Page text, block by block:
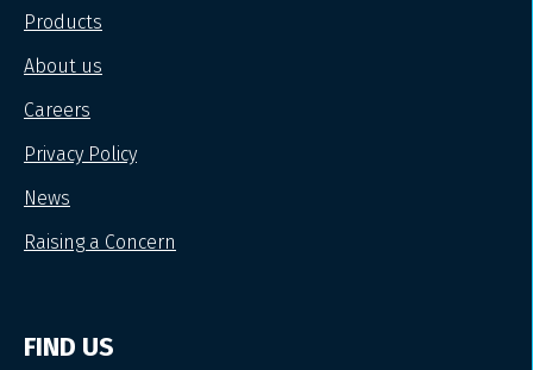
Products
About us
Careers
Privacy Policy
News
Raising a Concern
FIND US